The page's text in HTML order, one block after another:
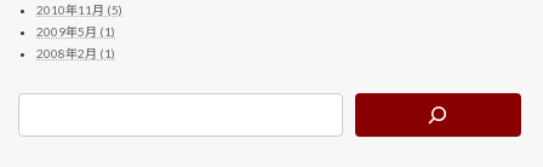
2010年11月 (5)
2009年5月 (1)
2008年2月 (1)